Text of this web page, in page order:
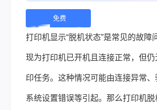
免费
下
载 |
打印机显示“脱机状态”是常见的故障
现为打印机已开机且连接正常，但
印任务。这种情况可能由连接异常、
系统设置错误等引起。那么打印机脱